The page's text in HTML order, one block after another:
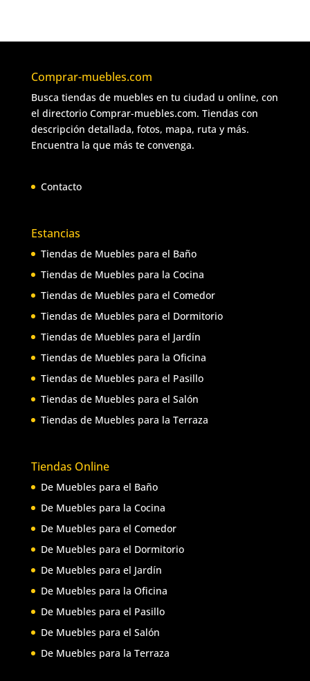
Comprar-muebles.com
Busca tiendas de muebles en tu ciudad u online, con
el directorio Comprar-muebles.com. Tiendas con
descripción detallada, fotos, mapa, ruta y más.
Encuentra la que más te convenga.
Contacto
Estancias
Tiendas de Muebles para el Baño
Tiendas de Muebles para la Cocina
Tiendas de Muebles para el Comedor
Tiendas de Muebles para el Dormitorio
Tiendas de Muebles para el Jardín
Tiendas de Muebles para la Oficina
Tiendas de Muebles para el Pasillo
Tiendas de Muebles para el Salón
Tiendas de Muebles para la Terraza
Tiendas Online
De Muebles para el Baño
De Muebles para la Cocina
De Muebles para el Comedor
De Muebles para el Dormitorio
De Muebles para el Jardín
De Muebles para la Oficina
De Muebles para el Pasillo
De Muebles para el Salón
De Muebles para la Terraza